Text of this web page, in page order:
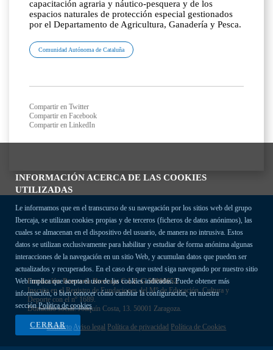
INFORMACIÓN ACERCA DE LAS COOKIES
UTILIZADAS
Le informamos que en el transcurso de su navegación por los sitios web del grupo
Ibercaja, se utilizan cookies propias y de terceros (ficheros de datos anónimos), las
cuales se almacenan en el dispositivo del usuario, de manera no intrusiva. Estos
datos se utilizan exclusivamente para habilitar y estudiar de forma anónima algunas
interacciones de la navegación en un sitio Web, y acumulan datos que pueden ser
actualizados y recuperados. En el caso de que usted siga navegando por nuestro sitio
Web implica que acepta el uso de las cookies indicadas. Puede obtener más
información, o bien conocer cómo cambiar la configuración, en nuestra
secciónPolítica de cookies
CERRAR
capacitación agraria y náutico-pesquera y de los
espacios naturales de protección especial gestionados
por el Departamento de Agricultura, Ganadería y Pesca.
Comunidad Autónoma de Cataluña
Compartir en Twitter
Compartir en Facebook
Compartir en LinkedIn
Fundación Bancaria Ibercaja C.I.F. G-50000652.
Inscrita en el Registro de Fundaciones del Mº de Educación, Cultura y
Deporte con el nº 1689.
Domicilio social: Joaquín Costa, 13. 50001 Zaragoza.
ContactoAviso legal Política de privacidad Política de Cookies